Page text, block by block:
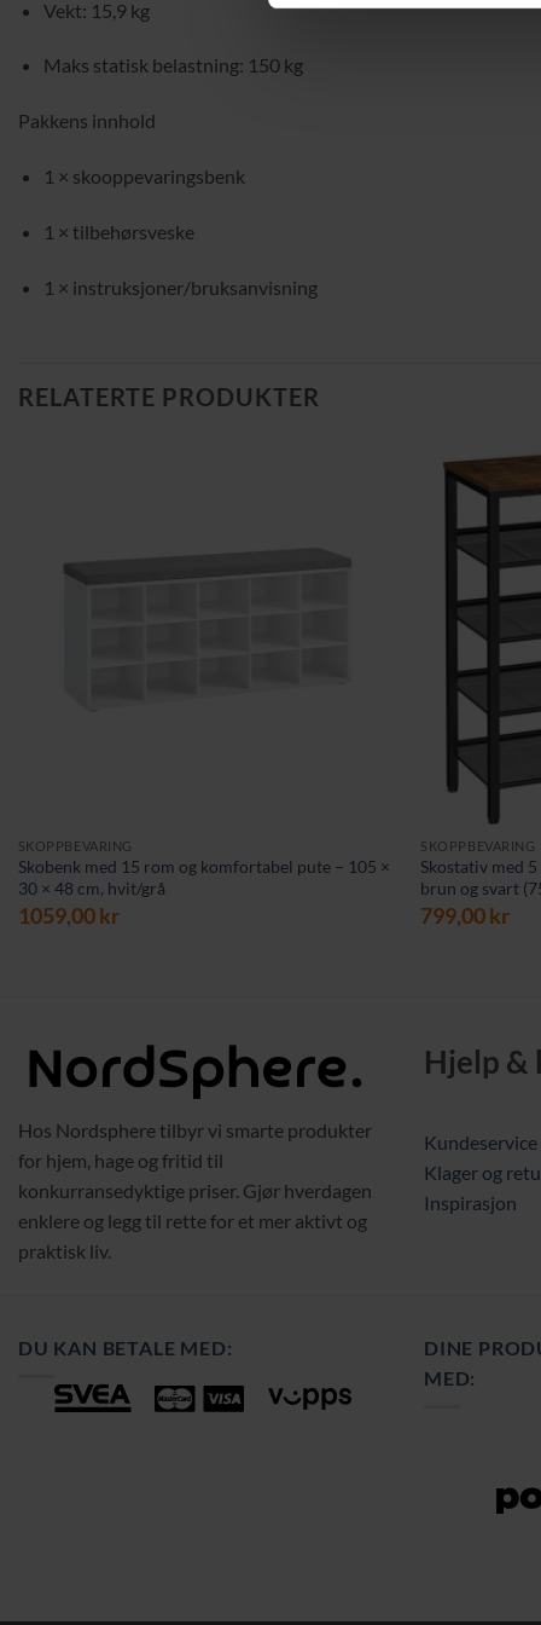
Vekt: 15,9 kg
Maks statisk belastning: 150 kg
Pakkens innhold
1 × skooppevaringsbenk
1 × tilbehørsveske
1 × instruksjoner/bruksanvisning
RELATERTE PRODUKTER
SKOPPBEVARING
Skobenk med 15 rom og komfortabel pute – 105 ×
30 × 48 cm, hvit/grå
1059,00kr
SKOPPBEVARING
Skostativ med
brun og svart
799,00kr
Hos Nordsphere tilbyr vi smarte produkter
for hjem, hage og fritid til
konkurransedyktige priser. Gjør hverdagen
enklere og legg til rette for et mer aktivt og
praktisk liv.
Hjelp &
Kundeservice
Klager og
Inspirasjon
DU KAN BETALE MED:
DINE
MED: